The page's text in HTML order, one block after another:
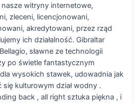
witryny internetowe,
zleceni, licencjonowani,
akredytowani, przez rząd
ich działalność. Gibraltar
sławne ze technologii
po świetle fantastycznym
wysokich stawek, udowadnia jak
kulturowym dział wodny .
back , all right sztuka piękna , i